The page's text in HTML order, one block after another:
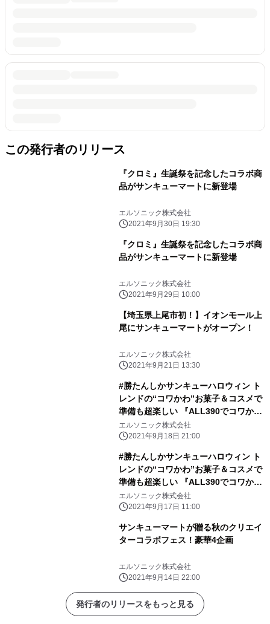
この発行者のリリース
『クロミ』生誕祭を記念したコラボ商
品がサンキューマートに新登場
エルソニック株式会社
2021年9月30日 19:30
『クロミ』生誕祭を記念したコラボ商
品がサンキューマートに新登場
エルソニック株式会社
2021年9月29日 10:00
【埼玉県上尾市初！】イオンモール上
尾にサンキューマートがオープン！
エルソニック株式会社
2021年9月21日 13:30
#勝たんしかサンキューハロウィン ト
レンドの“コワかわ”お菓子＆コスメで
準備も超楽しい 『ALL390でコワかわ
ハロウィン』が9月24日(金) からスタ
ート！
エルソニック株式会社
2021年9月18日 21:00
#勝たんしかサンキューハロウィン ト
レンドの“コワかわ”お菓子＆コスメで
準備も超楽しい 『ALL390でコワかわ
ハロウィン』が9月24日(金) からスタ
ート！
エルソニック株式会社
2021年9月17日 11:00
サンキューマートが贈る秋のクリエイ
ターコラボフェス！豪華4企画
エルソニック株式会社
2021年9月14日 22:00
発行者のリリースをもっと見る